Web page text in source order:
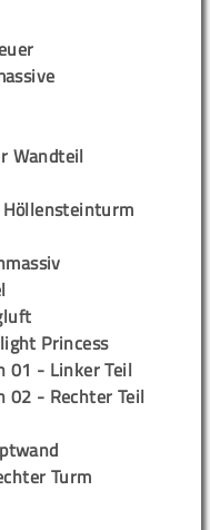
Wandteil
Princess
01 - Linker Teil
02 - Rechter Teil
Turm